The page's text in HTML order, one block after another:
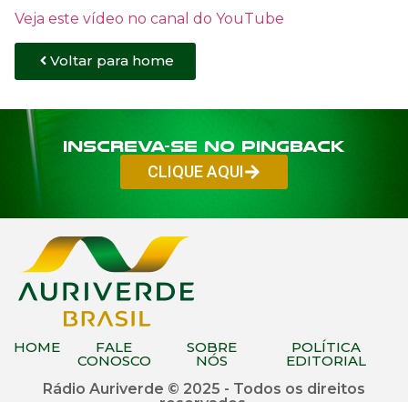
Veja este vídeo no canal do YouTube
Voltar para home
Inscreva-se no PINGBACK
CLIQUE AQUI
HOME FALE
CONOSCO
SOBRE
NÓS
POLÍTICA
EDITORIAL
Rádio Auriverde © 2025 - Todos os direitos